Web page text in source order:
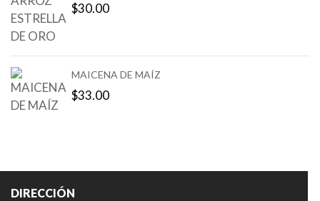
$30.00
MAICENA DE MAÍZ
$33.00
DIRECCIÓN